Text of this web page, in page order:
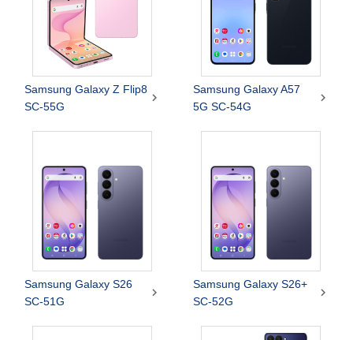
Samsung Galaxy Z Flip8
SC-55G

Samsung Galaxy A57
5G SC-54G

Samsung Galaxy S26
SC-51G

Samsung Galaxy S26+
SC-52G
